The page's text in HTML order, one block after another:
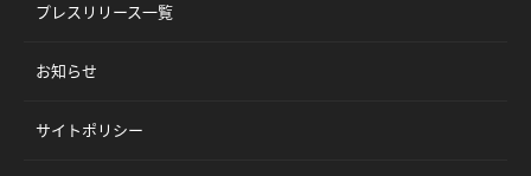
プレスリリース一覧
お知らせ
サイトポリシー